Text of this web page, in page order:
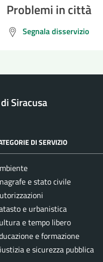
Problemi in città
Segnala disservizio
Siracusa
DI SERVIZIO
e stato civile
e urbanistica
e tempo libero
e formazione
e sicurezza pubblica